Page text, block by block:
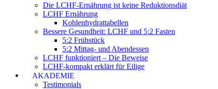
Die LCHF-Ernährung ist keine Reduktionsdiät
LCHF Ernährung
Kohlenhydrattabellen
Bessere Gesundheit: LCHF und 5:2 Fasten
5:2 Frühstück
5:2 Mittag- und Abendessen
LCHF funktioniert – Die Beweise
LCHF-kompakt erklärt für Eilige
AKADEMIE
Testimonials